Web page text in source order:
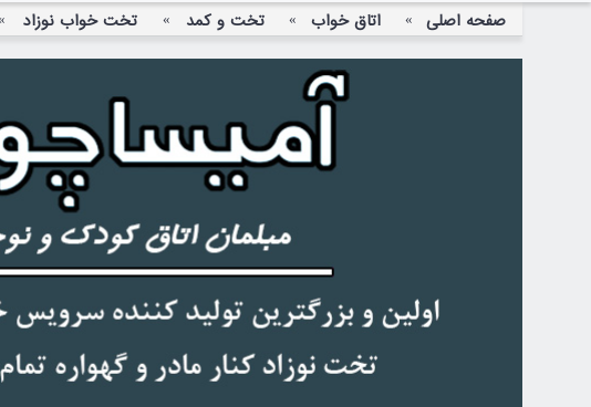
صفحه اصلی اتاق خواب تخت و کمد تخت خواب نوزاد